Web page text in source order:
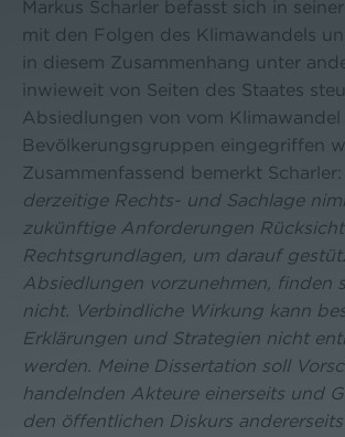
Markus Scharler befasst sich in
mit den Folgen des Klimawandels
in diesem Zusammenhang unter
inwieweit von Seiten des Staates
Absiedlungen von vom
Bevölkerungsgruppen eingegriffen
Zusammenfassend bemerkt Scharler:
derzeitige Rechts- und Sachlage
zukünftige Anforderungen
Rechtsgrundlagen, um darauf
Absiedlungen vorzunehmen, finden
nicht. Verbindliche Wirkung kann
Erklärungen und Strategien nicht
werden. Meine Dissertation soll
handelnden Akteure einerseits und
den öffentlichen Diskurs